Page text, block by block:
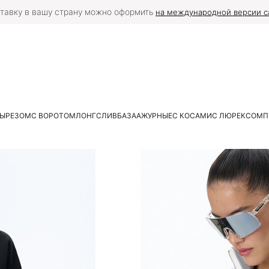
в вашу страну можно оформить на международной версии
С ВОРОТОМЛОНГСЛИВБАЗААЖУРНЫЕС КОСАМИС ЛЮРЕКСОМ